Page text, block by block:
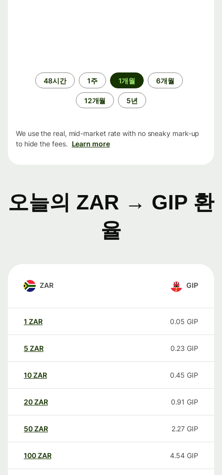
48시간 1주 1개월 6개월
12개월 5년
We use the real, mid-market rate with no sneaky mark-up
to hide the fees. Learn more
오늘의 ZAR → GIP 환
율
ZAR GIP
1 ZAR 0.05 GIP
5 ZAR 0.23 GIP
10ZAR 0.45 GIP
20ZAR 0.91 GIP
50ZAR 2.27 GIP
100ZAR 4.54 GIP